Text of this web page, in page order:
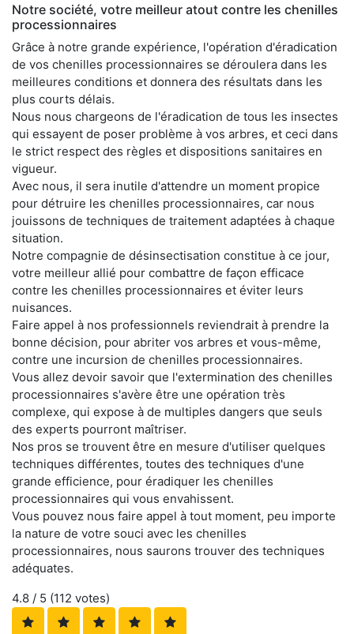
Notre société, votre meilleur atout contre les chenilles
processionnaires
Grâce à notre grande expérience, l'opération d'éradication
de vos chenilles processionnaires se déroulera dans les
meilleures conditions et donnera des résultats dans les
plus courts délais.
Nous nous chargeons de l'éradication de tous les insectes
qui essayent de poser problème à vos arbres, et ceci dans
le strict respect des règles et dispositions sanitaires en
vigueur.
Avec nous, il sera inutile d'attendre un moment propice
pour détruire les chenilles processionnaires, car nous
jouissons de techniques de traitement adaptées à chaque
situation.
Notre compagnie de désinsectisation constitue à ce jour,
votre meilleur allié pour combattre de façon efficace
contre les chenilles processionnaires et éviter leurs
nuisances.
Faire appel à nos professionnels reviendrait à prendre la
bonne décision, pour abriter vos arbres et vous-même,
contre une incursion de chenilles processionnaires.
Vous allez devoir savoir que l'extermination des chenilles
processionnaires s'avère être une opération très
complexe, qui expose à de multiples dangers que seuls
des experts pourront maîtriser.
Nos pros se trouvent être en mesure d'utiliser quelques
techniques différentes, toutes des techniques d'une
grande efficience, pour éradiquer les chenilles
processionnaires qui vous envahissent.
Vous pouvez nous faire appel à tout moment, peu importe
la nature de votre souci avec les chenilles
processionnaires, nous saurons trouver des techniques
adéquates.
4.8 / 5 (112 votes)